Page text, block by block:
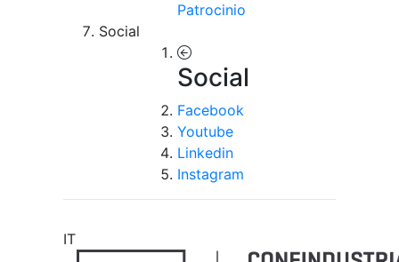
Patrocinio
Social
Social
Facebook
Youtube
Linkedin
Instagram
IT